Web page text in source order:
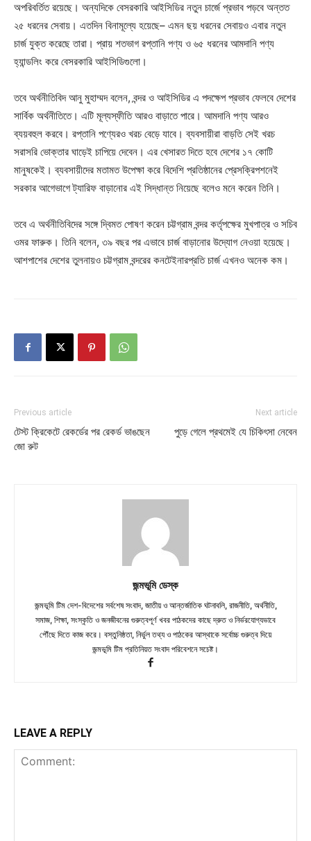
অপরিবর্তিত রয়েছে। অন্যদিকে বেসরকারি আইসিডির নতুন চার্জে প্রভাব পড়বে অন্তত
২৫ ধরনের সেবায়। এতদিন বিনামূল্যে হয়েছে– এমন ছয় ধরনের সেবায়ও এবার নতুন
চার্জ যুক্ত করেছে তারা। প্রায় শতভাগ রপ্তানি পণ্য ও ৬৫ ধরনের আমদানি পণ্য
হ্যান্ডলিং করে বেসরকারি আইসিডিগুলো।
তবে অর্থনীতিবিদ আনু মুহাম্মদ বলেন, বন্দর ও আইসিডির এ পদক্ষেপ প্রভাব ফেলবে দেশের
সার্বিক অর্থনীতিতে। এটি মূল্যস্ফীতি আরও বাড়াতে পারে। আমদানি পণ্য আরও
ব্যয়বহুল করবে। রপ্তানি পণ্যেরও খরচ বেড়ে যাবে। ব্যবসায়ীরা বাড়তি সেই খরচ
সরাসরি ভোক্তার ঘাড়েই চাপিয়ে দেবেন। এর খেসারত দিতে হবে দেশের ১৭ কোটি
মানুষকেই। ব্যবসায়ীদের মতামত উপেক্ষা করে বিদেশি প্রতিষ্ঠানের প্রেসক্রিপশনেই
সরকার আগেভাগে ট্যারিফ বাড়ানোর এই সিদ্ধান্ত নিয়েছে বলেও মনে করেন তিনি।
তবে এ অর্থনীতিবিদের সঙ্গে দ্বিমত পোষণ করেন চট্টগ্রাম বন্দর কর্তৃপক্ষের মুখপাত্র ও সচিব
ওমর ফারুক। তিনি বলেন, ৩৯ বছর পর এভাবে চার্জ বাড়ানোর উদ্যোগ নেওয়া হয়েছে।
আশপাশের দেশের তুলনায়ও চট্টগ্রাম বন্দরের কনটেইনারপ্রতি চার্জ এখনও অনেক কম।
Previous article
টেস্ট ক্রিকেটে রেকর্ডের পর রেকর্ড ভাঙছেন
জো রুট
Next article
পুড়ে গেলে প্রথমেই যে চিকিৎসা নেবেন
জন্মভূমি ডেস্ক
জন্মভূমি টিম দেশ-বিদেশের সর্বশেষ সংবাদ, জাতীয় ও আন্তর্জাতিক ঘটনাবলি, রাজনীতি, অর্থনীতি,
সমাজ, শিক্ষা, সংস্কৃতি ও জনজীবনের গুরুত্বপূর্ণ খবর পাঠকদের কাছে দ্রুত ও নির্ভরযোগ্যভাবে
পৌঁছে দিতে কাজ করে। বস্তুনিষ্ঠতা, নির্ভুল তথ্য ও পাঠকের আস্থাকে সর্বোচ্চ গুরুত্ব দিয়ে
জন্মভূমি টিম প্রতিনিয়ত সংবাদ পরিবেশনে সচেষ্ট।
LEAVE A REPLY